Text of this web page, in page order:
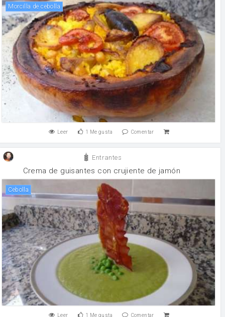
Morcilla de cebolla
Leer 1 Me gusta Comentar
Entrantes
Crema de guisantes con crujiente de jamón
cebolla
Leer 1 Me gusta Comentar